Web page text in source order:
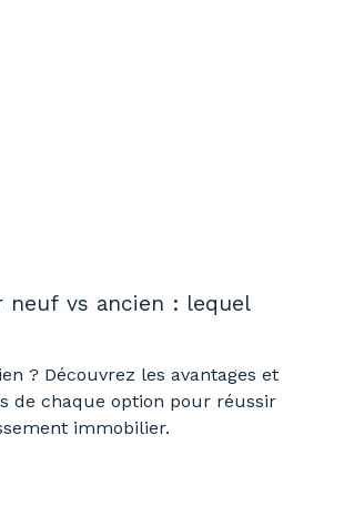
neuf vs ancien : lequel
? Découvrez les avantages et
de chaque option pour réussir
immobilier.